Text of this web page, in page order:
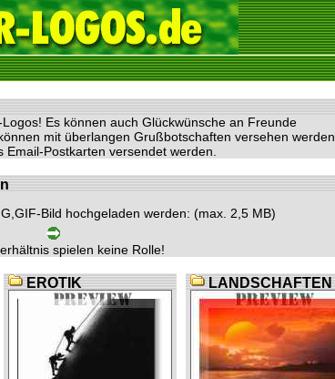
Es können auch Glückwünsche an Freunde
mit überlangen Grußbotschaften versehen werden.
Postkarten versendet werden.
Bild hochgeladen werden: (max. 2,5 MB)
spielen keine Rolle!
EROTIK LANDSCHAFTEN